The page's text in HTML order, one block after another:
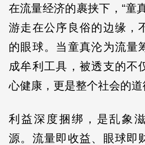
在流量经济的裹挟下，“童
游走在公序良俗的边缘，
的眼球。当童真沦为流量
成牟利工具，被透支的不
心健康，更是整个社会的道
利益深度捆绑，是乱象
源。流量即收益、眼球即